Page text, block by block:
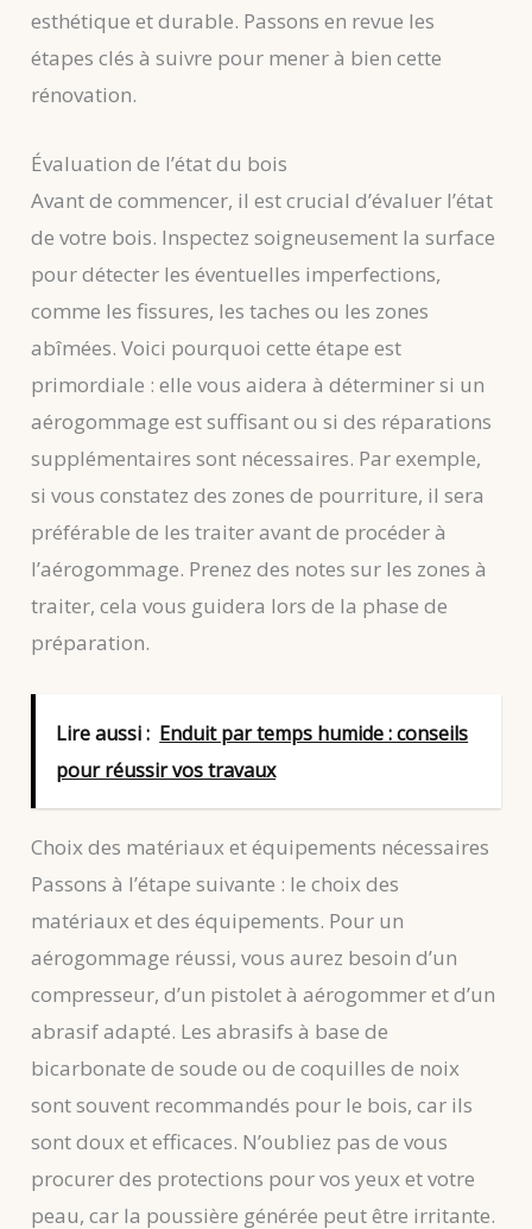
esthétique et durable. Passons en revue les
étapes clés à suivre pour mener à bien cette
rénovation.
Évaluation de l’état du bois
Avant de commencer, il est crucial d’évaluer l’état
de votre bois. Inspectez soigneusement la surface
pour détecter les éventuelles imperfections,
comme les fissures, les taches ou les zones
abîmées. Voici pourquoi cette étape est
primordiale : elle vous aidera à déterminer si un
aérogommage est suffisant ou si des réparations
supplémentaires sont nécessaires. Par exemple,
si vous constatez des zones de pourriture, il sera
préférable de les traiter avant de procéder à
l’aérogommage. Prenez des notes sur les zones à
traiter, cela vous guidera lors de la phase de
préparation.
Lire aussi : Enduit par temps humide : conseils
pour réussir vos travaux
Choix des matériaux et équipements nécessaires
Passons à l’étape suivante : le choix des
matériaux et des équipements. Pour un
aérogommage réussi, vous aurez besoin d’un
compresseur, d’un pistolet à aérogommer et d’un
abrasif adapté. Les abrasifs à base de
bicarbonate de soude ou de coquilles de noix
sont souvent recommandés pour le bois, car ils
sont doux et efficaces. N’oubliez pas de vous
procurer des protections pour vos yeux et votre
peau, car la poussière générée peut être irritante.